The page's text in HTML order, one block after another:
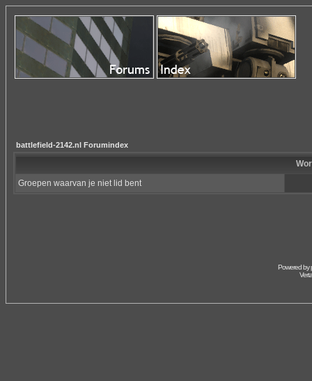
battlefield-2142.nl Forumindex
Groepen waarvan je niet lid bent
Powered by